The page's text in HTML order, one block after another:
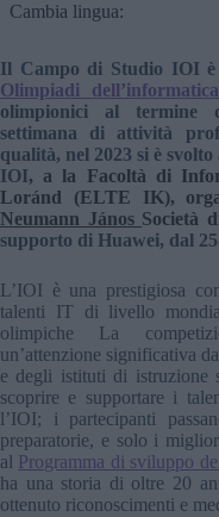
Cambia lingua:
Il Campo di Studio IOI è
Olimpiadi dell’informatica
olimpionici al termine
settimana di attività
qualità, nel 2023 si è
IOI, a la Facoltà di
Loránd (ELTE IK),
Neumann János Società
supporto di Huawei, dal
L’IOI è una prestigiosa
talenti IT di livello
olimpiche La
un’attenzione significativa
e degli istituti di istruzione
scoprire e supportare i
l’IOI; i partecipanti
preparatorie, e solo i
al Programma di sviluppo
ha una storia di oltre 20
ottenuto riconoscimenti e